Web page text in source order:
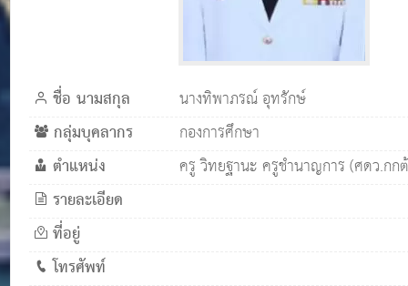
ชื่อ นามสกุล นางทิพาภรณ์ อุทรักษ์
กลุ่มบุคลากร กองการศึกษา
ตำแหน่ง ครู วิทยฐานะ ครูชำนาญการ (ศดว.กก
รายละเอียด
ที่อยู่
โทรศัพท์